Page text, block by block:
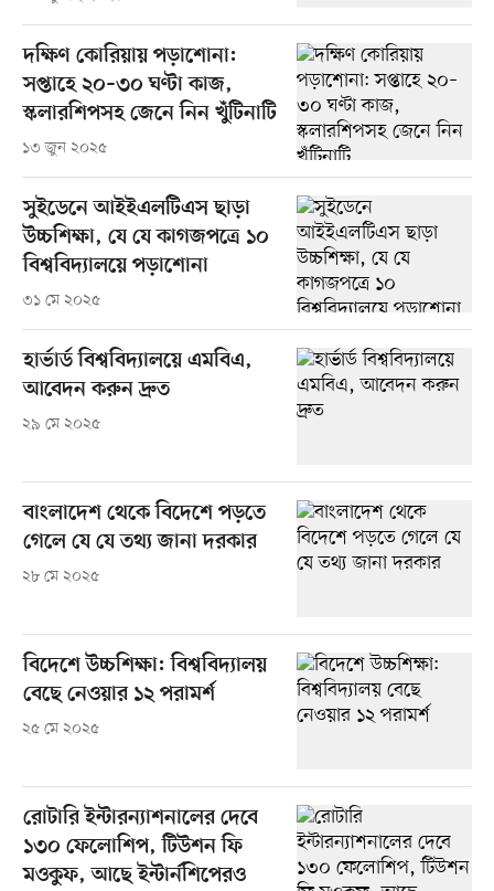
দক্ষিণ কোরিয়ায় পড়াশোনা:
সপ্তাহে ২০–৩০ ঘণ্টা কাজ,
স্কলারশিপসহ জেনে নিন খুঁটিনাটি
১৩ জুন ২০২৫
সুইডেনে আইইএলটিএস ছাড়া
উচ্চশিক্ষা, যে যে কাগজপত্রে ১০
বিশ্ববিদ্যালয়ে পড়াশোনা
৩১ মে ২০২৫
হার্ভার্ড বিশ্ববিদ্যালয়ে এমবিএ,
আবেদন করুন দ্রুত
২৯ মে ২০২৫
বাংলাদেশ থেকে বিদেশে পড়তে
গেলে যে যে তথ্য জানা দরকার
২৮ মে ২০২৫
বিদেশে উচ্চশিক্ষা: বিশ্ববিদ্যালয়
বেছে নেওয়ার ১২ পরামর্শ
২৫ মে ২০২৫
রোটারি ইন্টারন্যাশনালের দেবে
১৩০ ফেলোশিপ, টিউশন ফি
মওকুফ, আছে ইন্টার্নশিপেরও